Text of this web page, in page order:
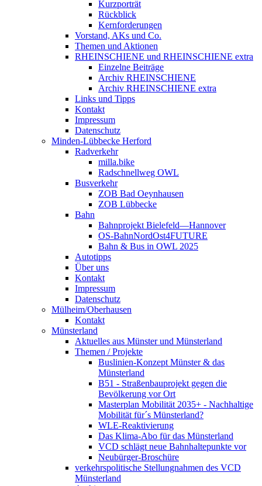
Kurzporträt
Rückblick
Kernforderungen
Vorstand, AKs und Co.
Themen und Aktionen
RHEINSCHIENE und RHEINSCHIENE extra
Einzelne Beiträge
Archiv RHEINSCHIENE
Archiv RHEINSCHIENE extra
Links und Tipps
Kontakt
Impressum
Datenschutz
Minden-Lübbecke Herford
Radverkehr
milla.bike
Radschnellweg OWL
Busverkehr
ZOB Bad Oeynhausen
ZOB Lübbecke
Bahn
Bahnprojekt Bielefeld—Hannover
OS-BahnNordOst4FUTURE
Bahn & Bus in OWL 2025
Autotipps
Über uns
Kontakt
Impressum
Datenschutz
Mülheim/Oberhausen
Kontakt
Münsterland
Aktuelles aus Münster und Münsterland
Themen / Projekte
Buslinien-Konzept Münster & das
Münsterland
B51 - Straßenbauprojekt gegen die
Bevölkerung vor Ort
Masterplan Mobilität 2035+ - Nachhaltige
Mobilität für´s Münsterland?
WLE-Reaktivierung
Das Klima-Abo für das Münsterland
VCD schlägt neue Bahnhaltepunkte vor
Neubürger-Broschüre
verkehrspolitische Stellungnahmen des VCD
Münsterland